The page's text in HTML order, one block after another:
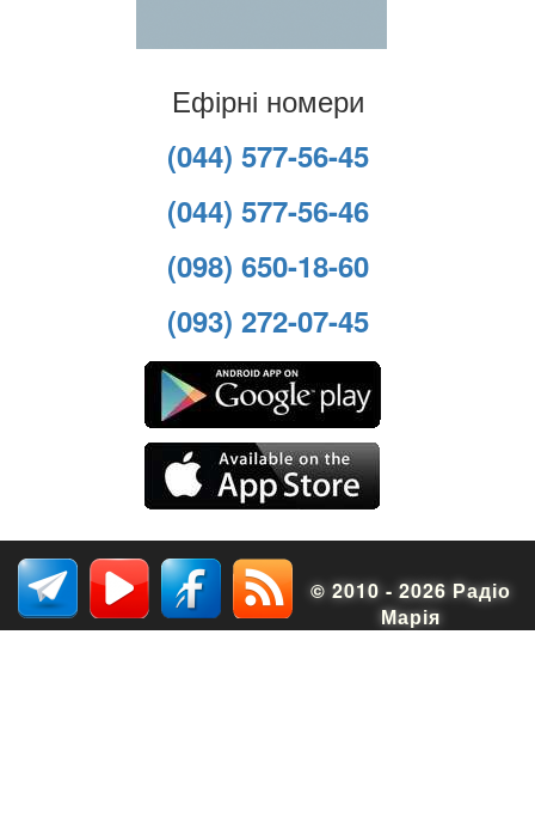
Ефірні номери
(044) 577-56-45
(044) 577-56-46
(098) 650-18-60
(093) 272-07-45
© 2010 - 2026 Радіо
Марія